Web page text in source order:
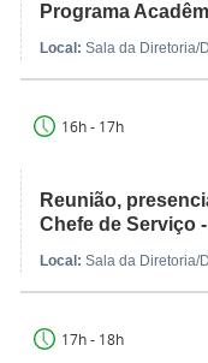
Programa
Local: Sala da Diretoria/
16h - 17h
Reunião,
Chefe de Serviço
Local: Sala da Diretoria/
17h - 18h